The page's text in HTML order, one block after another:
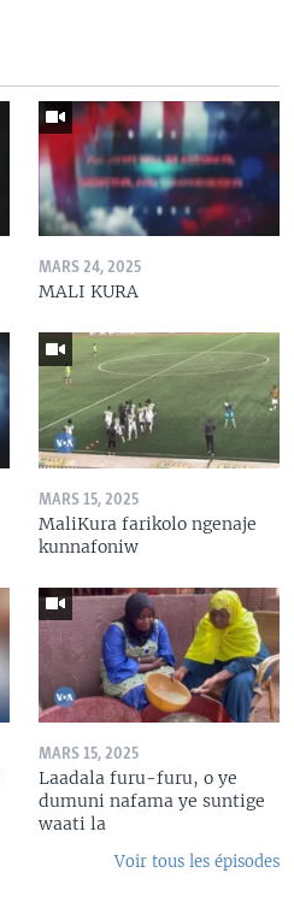
MARS 24, 2025
MALI KURA
MARS 15, 2025
MaliKura farikolo ngenaje
kunnafoniw
MARS 15, 2025
Laadala furu-furu, o ye
dumuni nafama ye suntige
waati la
Voir tous les épisodes